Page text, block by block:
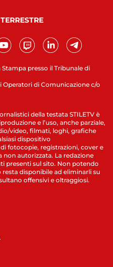
presso il Tribunale di
Operatori di Comunicazione c/o
della testata STILETV è
e l’uso, anche parziale,
video, filmati, loghi, grafiche
dispositivo
fotocopie, registrazioni, cover e
autorizzata. La redazione
presenti sul sito. Non potendo
disponibile ad eliminarli su
offensivi e oltraggiosi.